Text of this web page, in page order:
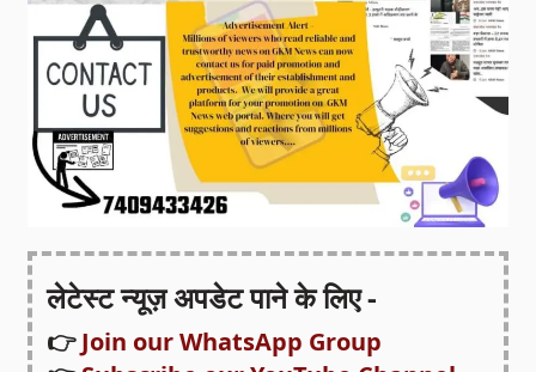
लेटेस्ट न्यूज़ अपडेट पाने के लिए -
👉Join our WhatsApp Group